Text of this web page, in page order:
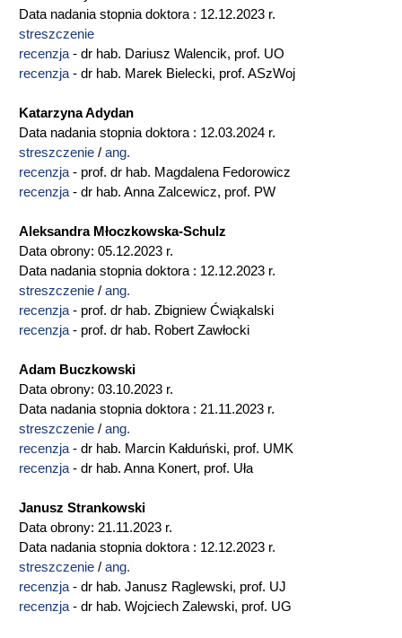
Data nadania stopnia doktora : 12.12.2023 r.
streszczenie
recenzja - dr hab. Dariusz Walencik, prof. UO
recenzja - dr hab. Marek Bielecki, prof. ASzWoj
Katarzyna Adydan
Data nadania stopnia doktora : 12.03.2024 r.
streszczenie / ang.
recenzja - prof. dr hab. Magdalena Fedorowicz
recenzja - dr hab. Anna Zalcewicz, prof. PW
Aleksandra Młoczkowska-Schulz
Data obrony: 05.12.2023 r.
Data nadania stopnia doktora : 12.12.2023 r.
streszczenie / ang.
recenzja - prof. dr hab. Zbigniew Ćwiąkalski
recenzja - prof. dr hab. Robert Zawłocki
Adam Buczkowski
Data obrony: 03.10.2023 r.
Data nadania stopnia doktora : 21.11.2023 r.
streszczenie / ang.
recenzja - dr hab. Marcin Kałduński, prof. UMK
recenzja - dr hab. Anna Konert, prof. Uła
Janusz Strankowski
Data obrony: 21.11.2023 r.
Data nadania stopnia doktora : 12.12.2023 r.
streszczenie / ang.
recenzja - dr hab. Janusz Raglewski, prof. UJ
recenzja - dr hab. Wojciech Zalewski, prof. UG